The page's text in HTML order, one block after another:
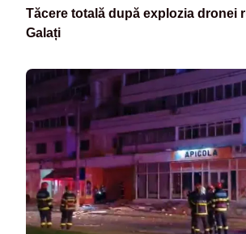
Tăcere totală după explozia dronei
Galați